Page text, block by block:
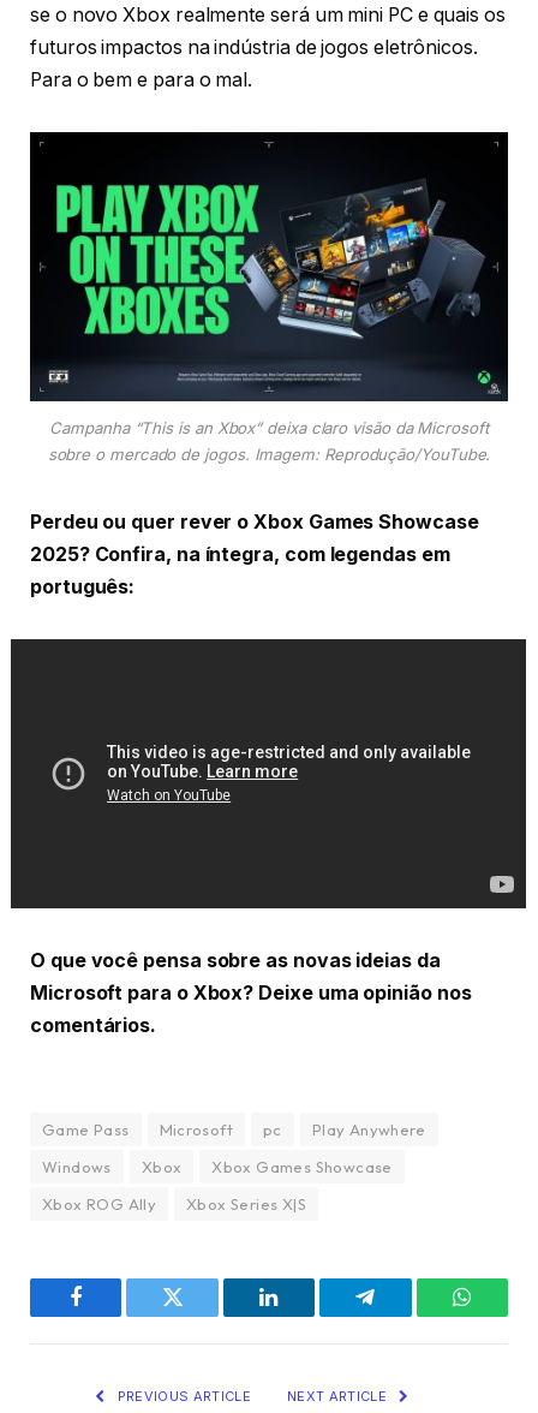
se o novo Xbox realmente será um mini PC e quais os
futuros impactos na indústria de jogos eletrônicos.
Para o bem e para o mal.
Campanha “This is an Xbox” deixa claro visão da Microsoft
sobre o mercado de jogos. Imagem: Reprodução/YouTube.
Perdeu ou quer rever o Xbox Games Showcase
2025? Confira, na íntegra, com legendas em
português:
O que você pensa sobre as novas ideias da
Microsoft para o Xbox? Deixe uma opinião nos
comentários.
Game Pass Microsoft pc
Play Anywhere
Windows
Xbox
Xbox Games Showcase
Xbox ROG Ally
Xbox Series X|S
Facebook Twitter LinkedIn Telegram
PREVIOUS ARTICLE NEXT ARTICLE